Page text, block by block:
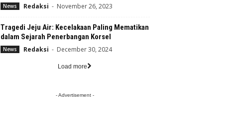
News Redaksi - November 26, 2023
Tragedi Jeju Air: Kecelakaan Paling Mematikan
dalam Sejarah Penerbangan Korsel
News Redaksi - December 30, 2024
Load more
- Advertisement -